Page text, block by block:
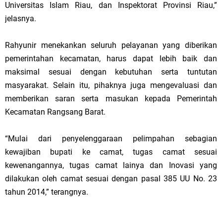
Universitas Islam Riau, dan Inspektorat Provinsi Riau,”
jelasnya.
Rahyunir menekankan seluruh pelayanan yang diberikan
pemerintahan kecamatan, harus dapat lebih baik dan
maksimal sesuai dengan kebutuhan serta tuntutan
masyarakat. Selain itu, pihaknya juga mengevaluasi dan
memberikan saran serta masukan kepada Pemerintah
Kecamatan Rangsang Barat.
“Mulai dari penyelenggaraan pelimpahan sebagian
kewajiban bupati ke camat, tugas camat sesuai
kewenangannya, tugas camat lainya dan Inovasi yang
dilakukan oleh camat sesuai dengan pasal 385 UU No. 23
tahun 2014,” terangnya.